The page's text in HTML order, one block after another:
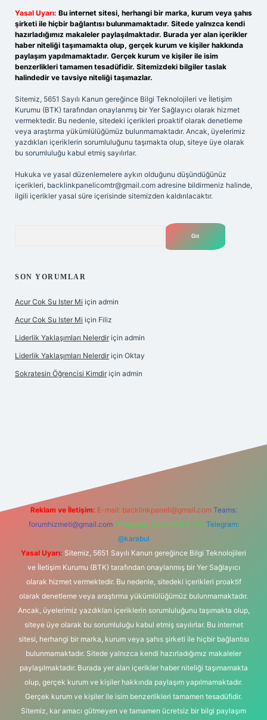
Yasal Uyarı: Bu internet sitesi, herhangi bir marka, kurum veya şahıs
şirketi ile hiçbir bağlantısı bulunmamaktadır. Sitede yalnızca kendi
hazırladığımız makaleler paylaşılmaktadır. Burada yer alan içerikler
haber niteliği taşımamakta olup, gerçek kurum ve kişiler hakkında
paylaşım yapılmamaktadır. Gerçek kurum ve kişiler ile isim
benzerlikleri tamamen tesadüfidir. Sitemizdeki bilgiler taslak
halindedir ve tavsiye niteliği taşımazlar.
Sitemiz, 5651 Sayılı Kanun gereğince Bilgi Teknolojileri ve İletişim
Kurumu (BTK) tarafından onaylanmış bir Yer Sağlayıcı olarak hizmet
vermektedir. Bu nedenle, sitedeki içerikleri proaktif olarak denetleme
veya araştırma yükümlülüğümüz bulunmamaktadır. Ancak, üyelerimiz
yazdıkları içeriklerin sorumluluğunu taşımakta olup, siteye üye olarak
bu sorumluluğu kabul etmiş sayılırlar.
Hukuka ve yasal düzenlemelere aykırı olduğunu düşündüğünüz
içerikleri, backlinkpanelicomtr@gmail.com adresine bildirmeniz halinde,
ilgili içerikler yasal süre içerisinde sitemizden kaldırılacaktır.
SON YORUMLAR
Acur Cok Su Ister Mi için admin
Acur Cok Su Ister Mi için Filiz
Liderlik Yaklaşımları Nelerdir için admin
Liderlik Yaklaşımları Nelerdir için Oktay
Sokratesin Öğrencisi Kimdir için admin
Reklam ve İletişim: E-mail: backlinkpaneli@gmail.com Teams:
forumhizmeti@gmail.com Whatsapp: 0262 606 0 726 Telegram:
@karabul
Yasal Uyarı: Sitemiz, 5651 Sayılı Kanun gereğince Bilgi Teknolojileri
ve İletişim Kurumu (BTK) tarafından onaylanmış bir Yer Sağlayıcı
olarak hizmet vermektedir. Bu nedenle, sitedeki içerikleri proaktif
olarak denetleme veya araştırma yükümlülüğümüz bulunmamaktadır.
Ancak, üyelerimiz yazdıkları içeriklerin sorumluluğunu taşımakta olup,
siteye üye olarak bu sorumluluğu kabul etmiş sayılırlar. Bu internet
sitesi, herhangi bir marka, kurum veya şahıs şirketi ile hiçbir bağlantısı
bulunmamaktadır. Sitede yalnızca kendi hazırladığımız makaleler
paylaşılmaktadır. Burada yer alan içerikler haber niteliği taşımamakta
olup, gerçek kurum ve kişiler hakkında paylaşım yapılmamaktadır.
Gerçek kurum ve kişiler ile isim benzerlikleri tamamen tesadüfidir.
Sitemiz, kar amacı gütmeyen ve tamamen ücretsiz bir bilgi paylaşım